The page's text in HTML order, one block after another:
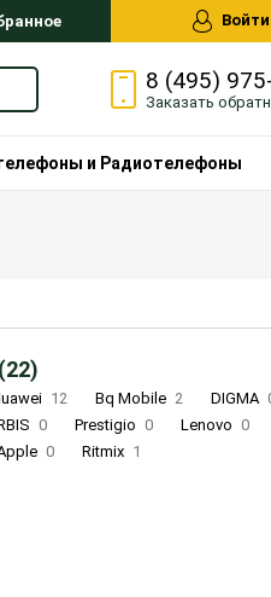
Войти
8 (495)
Заказать
и Радиотелефоны
12 Bq Mobile 2 DIGMA
0 Prestigio 0 Lenovo 0
0 Ritmix 1